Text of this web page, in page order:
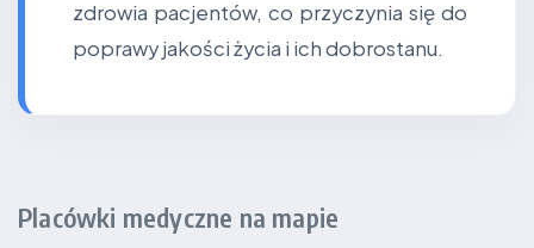
zdrowia pacjentów, co przyczynia się do
poprawy jakości życia i ich dobrostanu.
Placówki medyczne na mapie